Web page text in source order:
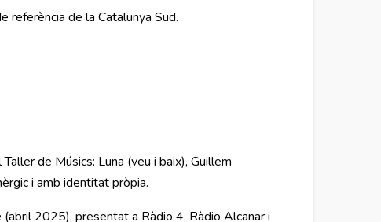
referència de la Catalunya Sud.
de Músics: Luna (veu i baix), Guillem
i amb identitat pròpia.
(abril 2025), presentat a Ràdio 4, Ràdio Alcanar i